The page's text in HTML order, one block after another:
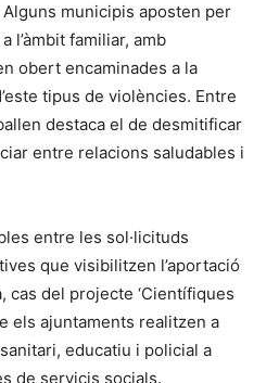
Alguns municipis aposten per
l’àmbit familiar, amb
obert encaminades a la
tipus de violències. Entre
destaca el de desmitificar
entre relacions saludables i
entre les sol·licituds
que visibilitzen l’aportació
cas del projecte ‘Científiques
els ajuntaments realitzen a
educatiu i policial a
de servicis socials.